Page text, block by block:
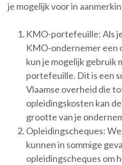
je mogelijk voor in
KMO-portefeuille: Als
KMO-ondernemer een
kun je mogelijk gebruik
portefeuille. Dit is een
Vlaamse overheid die
opleidingskosten kan
grootte van je
Opleidingscheques:
kunnen in sommige
opleidingscheques om